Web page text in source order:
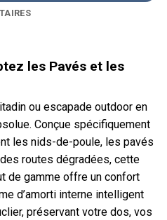
les Pavés et les
ou escapade outdoor en
Conçue spécifiquement
les nids-de-poule, les pavés
routes dégradées, cette
de gamme offre un confort
d’amorti interne intelligent
préservant votre dos, vos